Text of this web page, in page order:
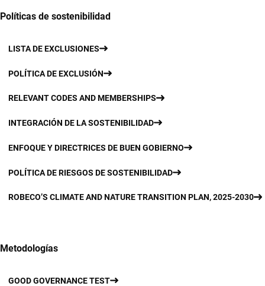
Políticas de sostenibilidad
LISTA DE EXCLUSIONES
POLÍTICA DE EXCLUSIÓN
RELEVANT CODES AND MEMBERSHIPS
INTEGRACIÓN DE LA SOSTENIBILIDAD
ENFOQUE Y DIRECTRICES DE BUEN GOBIERNO
POLÍTICA DE RIESGOS DE SOSTENIBILIDAD
ROBECO’S CLIMATE AND NATURE TRANSITION PLAN, 2025-2030
Metodologías
GOOD GOVERNANCE TEST